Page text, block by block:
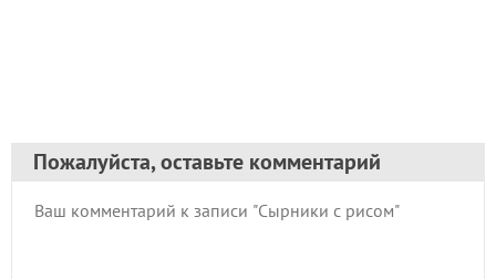
Пожалуйста, оставьте комментарий